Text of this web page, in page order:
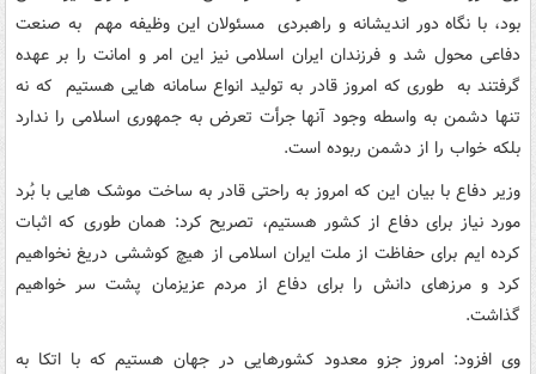
بود، با نگاه دور اندیشانه و راهبردی مسئولان این وظیفه مهم به صنعت
دفاعی محول شد و فرزندان ایران اسلامی نیز این امر و امانت را بر عهده
گرفتند به طوری که امروز قادر به تولید انواع سامانه هایی هستیم که نه
تنها دشمن به واسطه وجود آنها جرأت تعرض به جمهوری اسلامی را ندارد
بلکه خواب را از دشمن ربوده است.
وزیر دفاع با بیان این که امروز به راحتی قادر به ساخت موشک هایی با بُرد
مورد نیاز برای دفاع از کشور هستیم، تصریح کرد: همان طوری که اثبات
کرده ایم برای حفاظت از ملت ایران اسلامی از هیچ کوششی دریغ نخواهیم
کرد و مرزهای دانش را برای دفاع از مردم عزیزمان پشت سر خواهیم
گذاشت.
وی افزود: امروز جزو معدود کشورهایی در جهان هستیم که با اتکا به